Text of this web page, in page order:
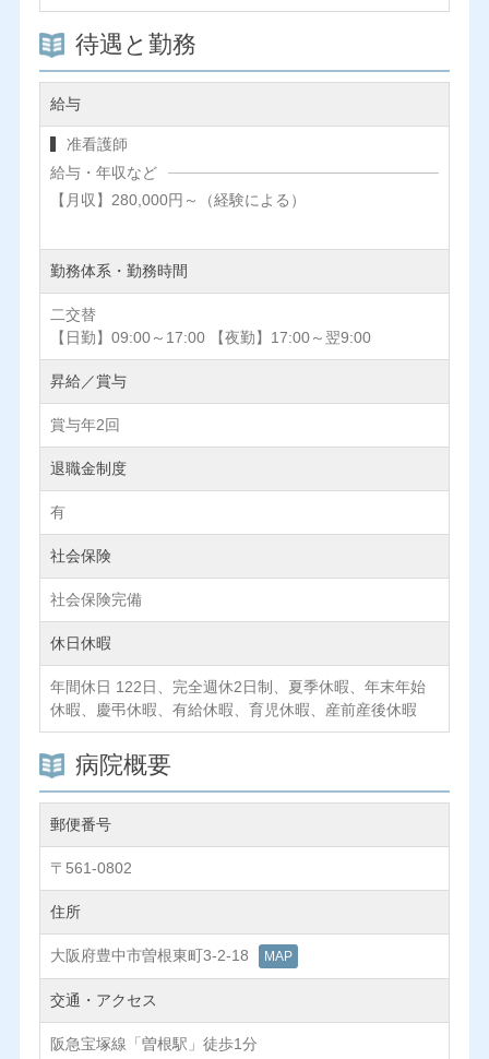
待遇と勤務
給与
准看護師
給与・年収など
【月収】280,000円～（経験による）
勤務体系・勤務時間
二交替
【日勤】09:00～17:00 【夜勤】17:00～翌9:00
昇給／賞与
賞与年2回
退職金制度
有
社会保険
社会保険完備
休日休暇
年間休日 122日、完全週休2日制、夏季休暇、年末年始
休暇、慶弔休暇、有給休暇、育児休暇、産前産後休暇
病院概要
郵便番号
〒561-0802
住所
大阪府豊中市曽根東町3-2-18 MAP
交通・アクセス
阪急宝塚線「曽根駅」徒歩1分